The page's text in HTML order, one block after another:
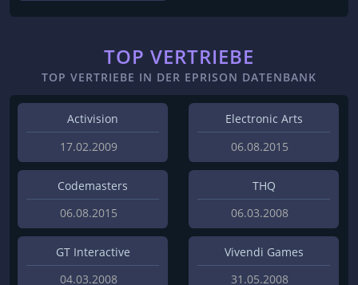
TOP VERTRIEBE
TOP VERTRIEBE IN DER EPRISON DATENBANK
Activision
17.02.2009
Electronic Arts
06.08.2015
Codemasters
06.08.2015
THQ
06.03.2008
GT Interactive
04.03.2008
Vivendi Games
31.05.2008